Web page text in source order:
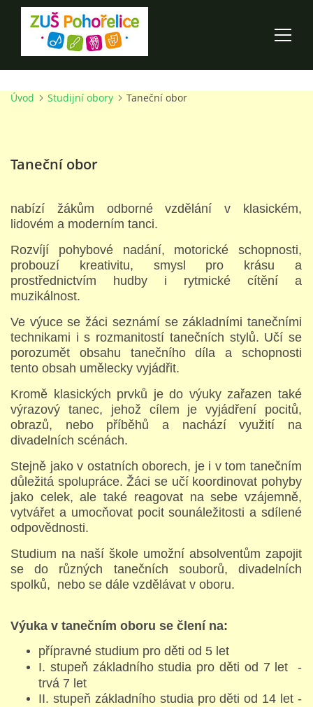
ÚVOD
O ŠKOLE
PRO RODIČE
STUDIJNÍ OBORY
GALERIE
VIDEA - FILMOVÁ TVORBA
PEDAGOGICKÝ SBOR
DOKUMENTY / KE STAŽENÍ
KURZY
PŘÍMĚSTSKÝ TÁBOR
MISS VÝTVARNÝ MODEL
Úvod Studijní obory Taneční obor
Taneční obor
nabízí žákům odborné vzdělání v klasickém,
lidovém a moderním tanci.
Rozvíjí pohybové nadání, motorické schopnosti,
probouzí kreativitu, smysl pro krásu a
prostřednictvím hudby i rytmické cítění a
muzikálnost.
Ve výuce se žáci seznámí se základními tanečními
technikami i s rozmanitostí tanečních stylů. Učí se
porozumět obsahu tanečního díla a schopnosti
tento obsah umělecky vyjádřit.
Kromě klasických prvků je do výuky zařazen také
výrazový tanec, jehož cílem je vyjádření pocitů,
obrazů, nebo příběhů a nachází využití na
divadelních scénách.
Stejně jako v ostatních oborech, je i v tom tanečním
důležitá spolupráce. Žáci se učí koordinovat pohyby
jako celek, ale také reagovat na sebe vzájemně,
vytvářet a umocňovat pocit sounáležitosti a sdílené
odpovědnosti.
Studium na naší škole umožní absolventům zapojit
se do různých tanečních souborů, divadelních
spolků, nebo se dále vzdělávat v oboru.
Výuka v tanečním oboru se člení na:
přípravné studium pro děti od 5 let
I. stupeň základního studia pro děti od 7 let -
trvá 7 let
II. stupeň základního studia pro děti od 14 let -